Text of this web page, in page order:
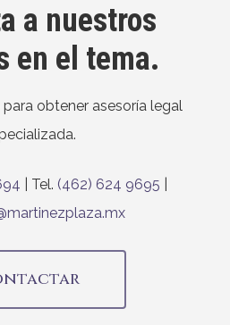
a nuestros
en el tema.
obtener asesoría legal
| Tel. (462) 624 9695